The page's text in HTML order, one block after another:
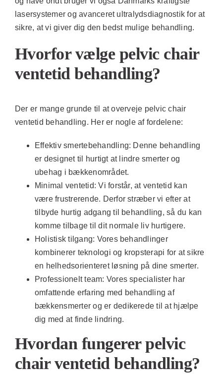
lasersystemer og avanceret ultralydsdiagnostik for at
sikre, at vi giver dig den bedst mulige behandling.
Hvorfor vælge pelvic chair
ventetid behandling?
Der er mange grunde til at overveje pelvic chair
ventetid behandling. Her er nogle af fordelene:
Effektiv smertebehandling: Denne behandling
er designet til hurtigt at lindre smerter og
ubehag i bækkenområdet.
Minimal ventetid: Vi forstår, at ventetid kan
være frustrerende. Derfor stræber vi efter at
tilbyde hurtig adgang til behandling, så du kan
komme tilbage til dit normale liv hurtigere.
Holistisk tilgang: Vores behandlinger
kombinerer teknologi og kropsterapi for at sikre
en helhedsorienteret løsning på dine smerter.
Professionelt team: Vores specialister har
omfattende erfaring med behandling af
bækkensmerter og er dedikerede til at hjælpe
dig med at finde lindring.
Hvordan fungerer pelvic
chair ventetid behandling?